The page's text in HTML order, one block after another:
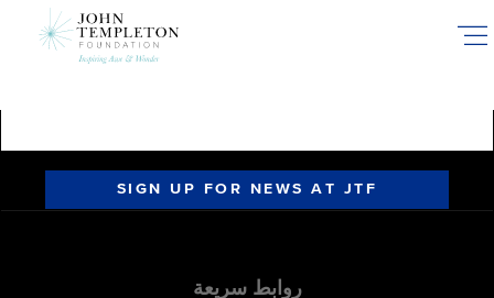
SIGN UP FOR NEWS AT JTF
روابط سريعة